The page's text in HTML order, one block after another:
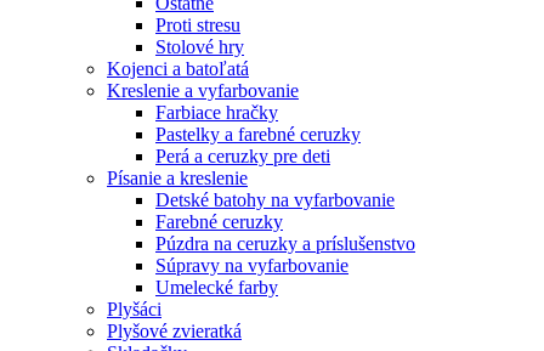
Proti stresu
Stolové hry
Kojenci a batoľatá
Kreslenie a vyfarbovanie
Farbiace hračky
Pastelky a farebné ceruzky
Perá a ceruzky pre deti
Písanie a kreslenie
Detské batohy na vyfarbovanie
Farebné ceruzky
Púzdra na ceruzky a príslušenstvo
Súpravy na vyfarbovanie
Umelecké farby
Plyšáci
Plyšové zvieratká